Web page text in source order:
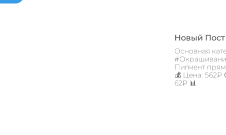
Новый Пост
Основная
Пигмент
💰 Цена: 562₽
62₽ 📊